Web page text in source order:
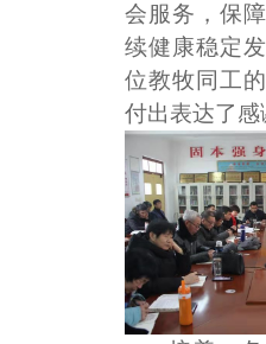
会服务，保
续健康稳定
位教牧同工
付出表达了感